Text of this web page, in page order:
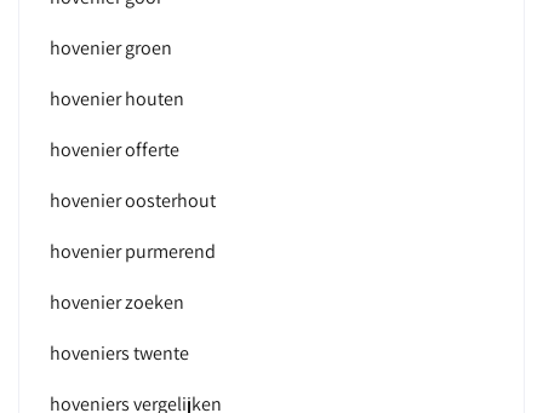
hovenier groen
hovenier houten
hovenier offerte
hovenier oosterhout
hovenier purmerend
hovenier zoeken
hoveniers twente
hoveniers vergelijken